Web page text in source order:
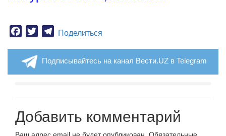
Facebook
TwitterTelegram
Поделиться
Подписывайтесь на канал Вести.UZ в Telegram
Добавить комментарий